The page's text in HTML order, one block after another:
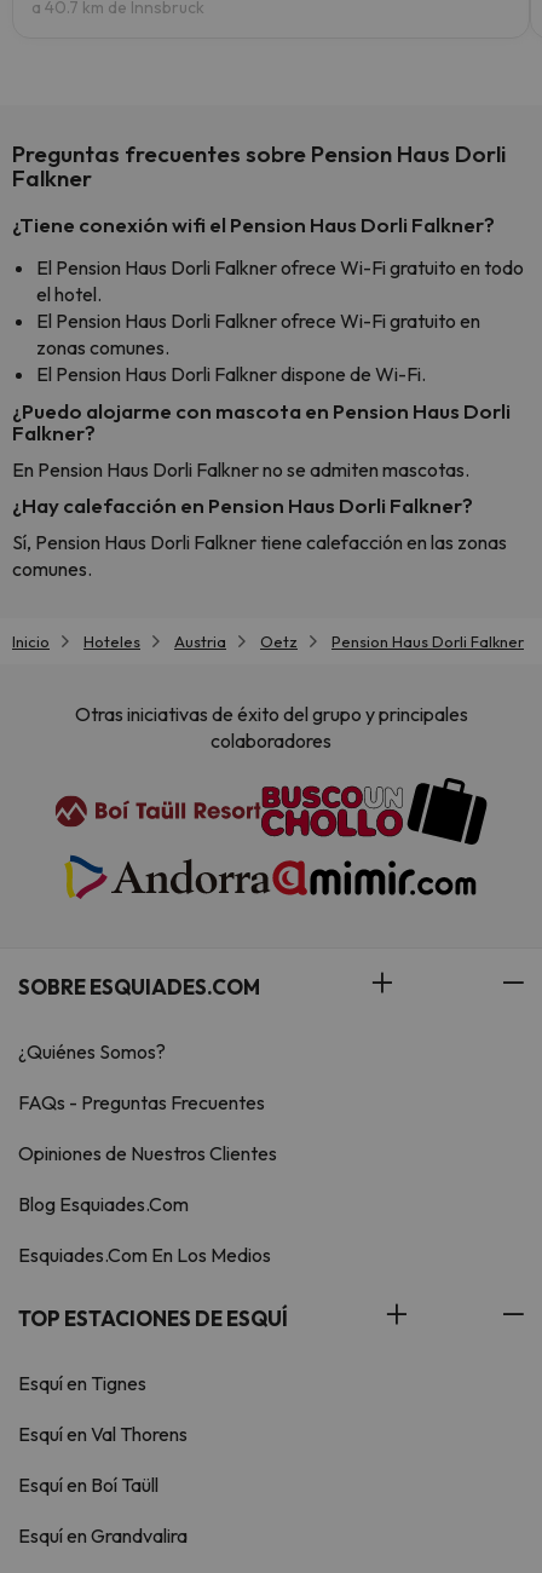
a 40.7 km de Innsbruck
Preguntas frecuentes sobre Pension Haus Dorli
Falkner
¿Tiene conexión wifi el Pension Haus Dorli Falkner?
El Pension Haus Dorli Falkner ofrece Wi-Fi gratuito en todo
el hotel.
El Pension Haus Dorli Falkner ofrece Wi-Fi gratuito en
zonas comunes.
El Pension Haus Dorli Falkner dispone de Wi-Fi.
¿Puedo alojarme con mascota en Pension Haus Dorli
Falkner?
En Pension Haus Dorli Falkner no se admiten mascotas.
¿Hay calefacción en Pension Haus Dorli Falkner?
Sí, Pension Haus Dorli Falkner tiene calefacción en las zonas
comunes.
Inicio Hoteles Austria Oetz Pension Haus Dorli Falkner
Otras iniciativas de éxito del grupo y principales
colaboradores
SOBRE ESQUIADES.COM
¿Quiénes Somos?
FAQs - Preguntas Frecuentes
Opiniones de Nuestros Clientes
Blog Esquiades.Com
Esquiades.Com En Los Medios
TOP ESTACIONES DE ESQUÍ
Esquí en Tignes
Esquí en Val Thorens
Esquí en Boí Taüll
Esquí en Grandvalira